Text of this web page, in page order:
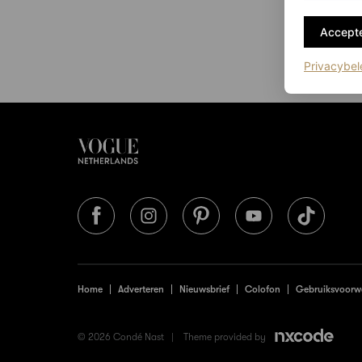
Home Adverteren Nieuwsbrief Colofon
© 2026 Condé Nast | Theme provided by